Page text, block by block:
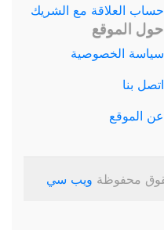
حساب العلاقة مع الشريك
حول الموقع
سياسة الخصوصية
اتصل بنا
عن الموقع
ويب سي